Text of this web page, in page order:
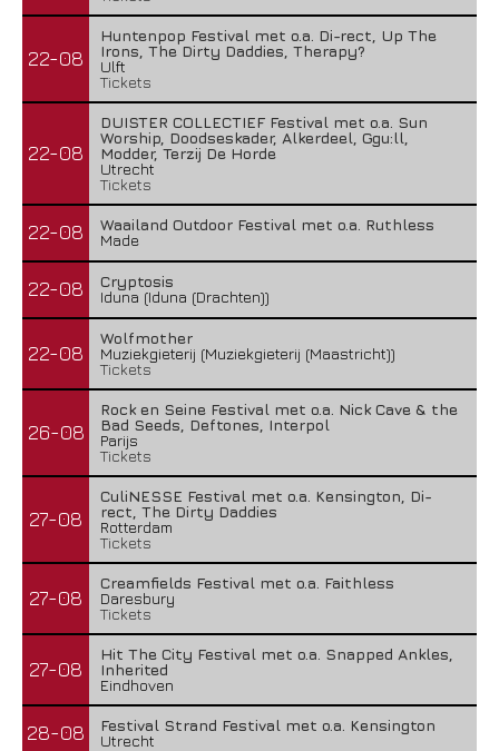
22-08
Huntenpop Festival met o.a. Di-rect, Up The
Irons, The Dirty Daddies, Therapy?
Ulft
Tickets
22-08
DUISTER COLLECTIEF Festival met o.a. Sun
Worship, Doodseskader, Alkerdeel, Ggu:ll,
Modder, Terzij De Horde
Utrecht
Tickets
22-08
Waailand Outdoor Festival met o.a. Ruthless
Made
22-08
Cryptosis
Iduna (Iduna (Drachten))
22-08
Wolfmother
Muziekgieterij (Muziekgieterij (Maastricht))
Tickets
26-08
Rock en Seine Festival met o.a. Nick Cave & the
Bad Seeds, Deftones, Interpol
Parijs
Tickets
27-08
CuliNESSE Festival met o.a. Kensington, Di-
rect, The Dirty Daddies
Rotterdam
Tickets
27-08
Creamfields Festival met o.a. Faithless
Daresbury
Tickets
27-08
Hit The City Festival met o.a. Snapped Ankles,
Inherited
Eindhoven
28-08
Festival Strand Festival met o.a. Kensington
Utrecht